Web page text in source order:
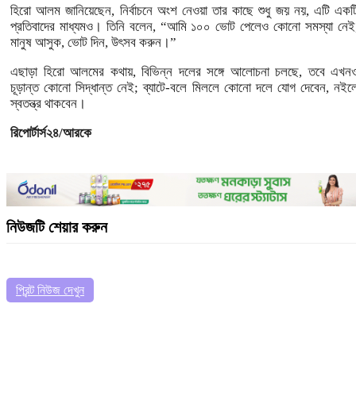
হিরো আলম জানিয়েছেন, নির্বাচনে অংশ নেওয়া তার কাছে শুধু জয় নয়, এটি
প্রতিবাদের মাধ্যমও। তিনি বলেন, “আমি ১০০ ভোট পেলেও কোনো সমস্যা
মানুষ আসুক, ভোট দিন, উৎসব করুন।”
এছাড়া হিরো আলমের কথায়, বিভিন্ন দলের সঙ্গে আলোচনা চলছে, তবে
চূড়ান্ত কোনো সিদ্ধান্ত নেই; ব্যাটে-বলে মিললে কোনো দলে যোগ দেবেন,
স্বতন্ত্র থাকবেন।
রিপোর্টার্স২৪/আরকে
নিউজটি শেয়ার করুন
প্রিন্ট নিউজ দেখুন